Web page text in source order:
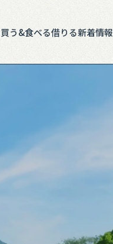
買う&食べる借りる新着情報